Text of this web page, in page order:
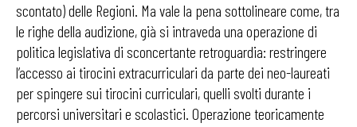
scontato) delle Regioni. Ma vale la pena sottolineare come, tra
le righe della audizione, già si intraveda una operazione di
politica legislativa di sconcertante retroguardia: restringere
l’accesso ai tirocini extracurriculari da parte dei neo-laureati
per spingere sui tirocini curriculari, quelli svolti durante i
percorsi universitari e scolastici. Operazione teoricamente